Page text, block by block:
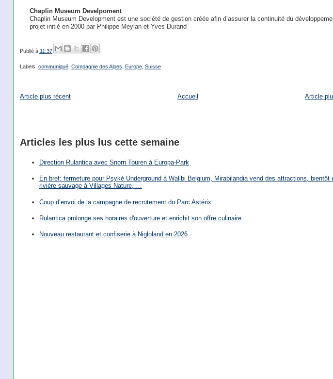
Chaplin Museum Develpoment
Chaplin Museum Development est une société de gestion créée afin d’assurer la continuité du
projet initié en 2000 par Philippe Meylan et Yves Durand
Publié à 11:37
Labels: communiqué, Compagnie des Alpes Europe, Suisse
Article plus récent Article
Accueil
Articles les plus lus cette semaine
Direction Rulantica avec Snorri Touren à Europa-Park
En bref: fermeture pour Psyké Underground à Walibi Belgium, Mirabilandia vend des attractions, bientôt
rivière sauvage à Villages Nature, …
Coup d’envoi de la campagne de recrutement du Parc Astérix
Rulantica prolonge ses horaires d'ouverture et enrichit son offre culinaire
Nouveau restaurant et confiserie à Nigloland en 2026